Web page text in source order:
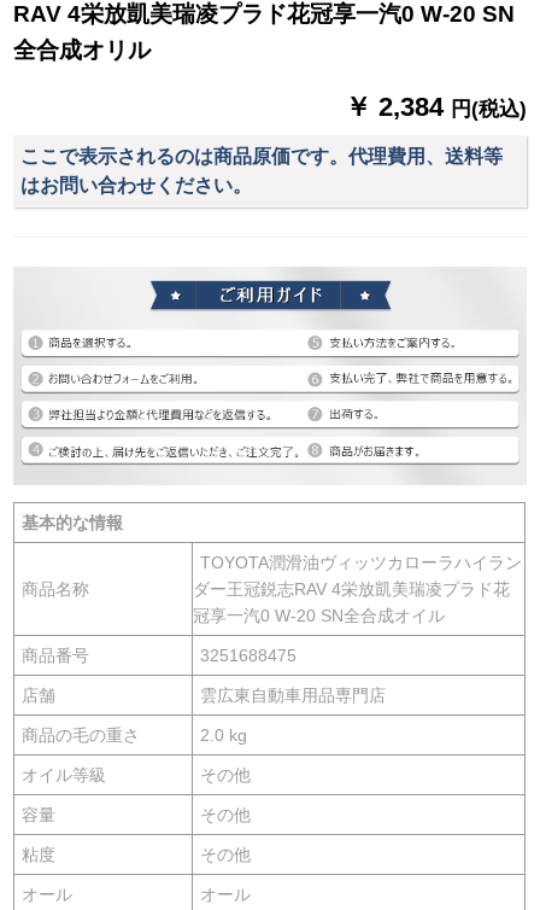
RAV 4栄放凱美瑞凌プラド花冠享一汽0 W-20 SN
全合成オリル
￥ 2,384 円(税込)
ここで表示されるのは商品原価です。代理費用、送料等
はお問い合わせください。
基本的な情報
商品名称
TOYOTA潤滑油ヴィッツカローラハイラン
ダー王冠鋭志RAV 4栄放凱美瑞凌プラド花
冠享一汽0 W-20 SN全合成オイル
商品番号 3251688475
店舗 雲広東自動車用品専門店
商品の毛の重さ 2.0 kg
オイル等級 その他
容量 その他
粘度 その他
オール オール